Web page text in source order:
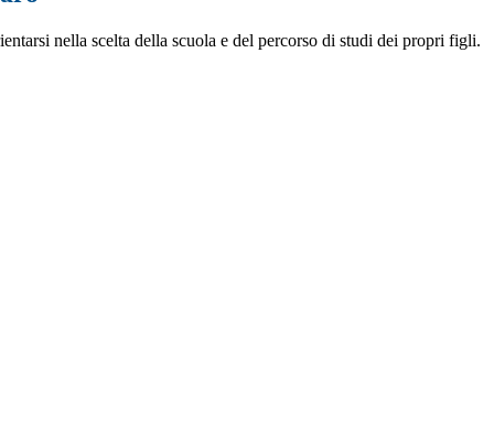
nella scelta della scuola e del percorso di studi dei propri figli.